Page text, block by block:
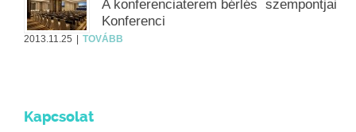
A konferenciaterem bérlés szempontjai
Konferenci
2013.11.25 TOVÁBB
Kapcsolat